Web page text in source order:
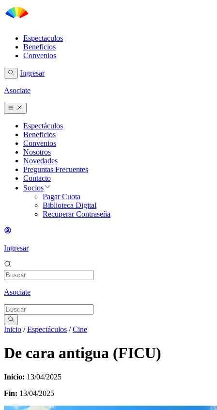
Espectaculos
Beneficios
Convenios
Ingresar
Asociate
Espectáculos
Beneficios
Convenios
Nosotros
Novedades
Preguntas Frecuentes
Contacto
Socios
Pagar Cuota
Biblioteca Digital
Recuperar Contraseña
Ingresar
Asociate
Inicio /Espectáculos /Cine
De cara antigua (FICU)
Inicio: 13/04/2025
Fin: 13/04/2025